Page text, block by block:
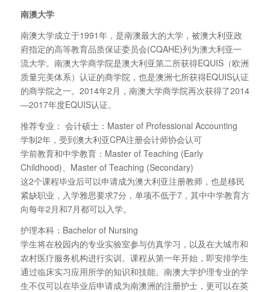
南澳大学
南澳大学成立于1991年，是南澳最大的大学，被澳大利亚政
府指定的高等教育品质保证委员会(CQAHE)列为澳大利亚一
流大学。南澳大学商学院是澳大利亚第二所获得EQUIS（欧洲
质量完美体系）认证的商学院，也是澳洲七所获得EQUIS认证
的商学院之一。2014年2月，南澳大学商学院再次获得了2014
—2017年度EQUIS认证。
推荐专业： 会计硕士：Master of Professional Accounting
学制2年，受到澳大利亚CPA注册会计师协会认可
学前教育和中学教育：Master of Teaching (Early
Childhood)、Master of Teaching (Secondary)
这2个课程毕业后可以申请成为澳大利亚注册教师，也是移民
紧缺职业，入学雅思要求7分，单项不低于7，其中中学教育方
向每年2月和7月都可以入学。
护理本科：Bachelor of Nursing
学生将在校园内的专业实验室参与仿真学习，以及在大城市和
农村医疗服务机构进行实训。课程从第一年开始，即安排学生
通过临床实习应用所学的知识和技能。南澳大学护理专业的学
生不仅可以在毕业后申请成为南澳洲的注册护士，更可以在英